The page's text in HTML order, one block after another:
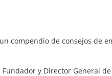
compendio de consejos de
Fundador y Director General de